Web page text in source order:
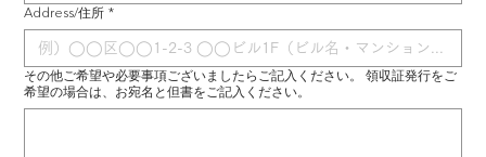
Address/住所 *
その他ご希望や必要事項ございましたらご記入ください。 領収証発行をご
希望の場合は、お宛名と但書をご記入ください。